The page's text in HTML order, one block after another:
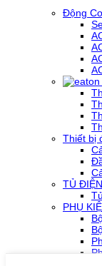
Động
Thiết bị
TỦ ĐIỆN
PHỤ